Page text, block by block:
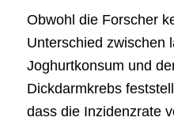
Obwohl die Forscher
Unterschied zwischen
Joghurtkonsum und
Dickdarmkrebs
dass die Inzidenzrate